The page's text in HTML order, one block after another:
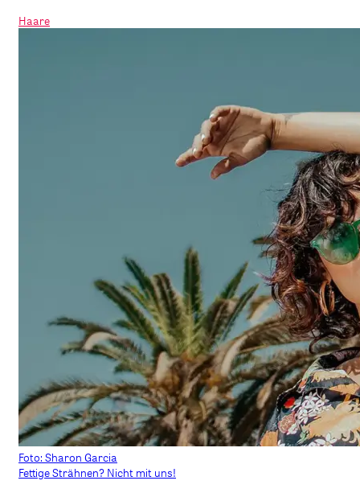
Haare
Foto: Sharon Garcia
Fettige Strähnen? Nicht mit uns!